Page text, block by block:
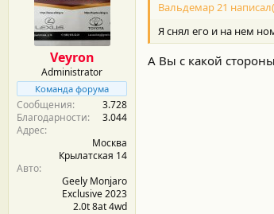
Veyron
Administrator
Команда форума
Сообщения
3.728
Благодарности
3.044
Адрес
Москва
Крылатская 14
Авто
Geely Monjaro
Exclusive 2023
2.0t 8at 4wd
Вальдемар 21
Я снял его и на нем
А Вы с какой